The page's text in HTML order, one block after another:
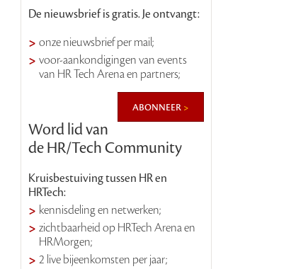
De nieuwsbrief is gratis. Je ontvangt:
onze nieuwsbrief per mail;
voor-aankondigingen van events
van HR Tech Arena en partners;
abonneer
Word lid van
de HR/Tech Community
Kruisbestuiving tussen HR en
HRTech:
kennisdeling en netwerken;
zichtbaarheid op HRTech Arena en
HRMorgen;
2 live bijeenkomsten per jaar;